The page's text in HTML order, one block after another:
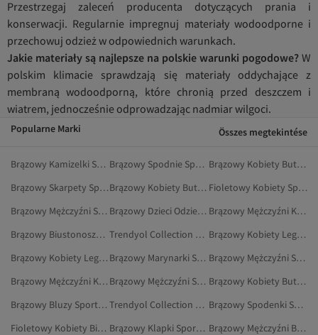
Przestrzegaj zaleceń producenta dotyczących prania i
konserwacji. Regularnie impregnuj materiały wodoodporne i
przechowuj odzież w odpowiednich warunkach.
Jakie materiały są najlepsze na polskie warunki pogodowe? W
polskim klimacie sprawdzają się materiały oddychające z
membraną wodoodporną, które chronią przed deszczem i
wiatrem, jednocześnie odprowadzając nadmiar wilgoci.
Popularne Marki Összes megtekintése
Brązowy Kamizelki Sportowe Brązowy Spodnie Sportowe
Brązowy Kobiety Buty Do Biegania I Treningu
Brązowy Skarpety Sportowe
Brązowy Kobiety Buty Do Chodzenia
Fioletowy Kobiety Sport I Turystyka
Brązowy Mężczyźni Sport I Turystyka
Brązowy Dzieci Odzież Sportowa
Brązowy Mężczyźni Koszulki Sportowe
Brązowy Biustonosze Sportowe
Trendyol Collection Brązowy Sport I Turystyka
Brązowy Kobiety Legginsy
Brązowy Kobiety Legginsy Ciążowe
Brązowy Marynarki Sportowe
Brązowy Mężczyźni Skarpety Sportowe
Brązowy Mężczyźni Kamizelki Sportowe
Brązowy Mężczyźni Spodnie Sportowe
Brązowy Kobiety Buty Na Co Dzień
Brązowy Bluzy Sportowe
Trendyol Collection Brązowy Odzież Sportowa
Brązowy Spodenki Sportowe
Fioletowy Kobiety Biustonosze Sportowe
Brązowy Klapki Sportowe
Brązowy Mężczyźni Bluzy Sportowe